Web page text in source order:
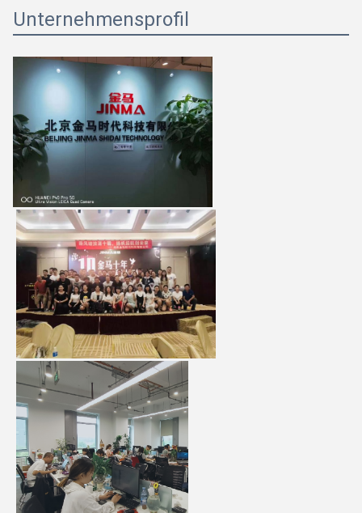
Unternehmensprofil